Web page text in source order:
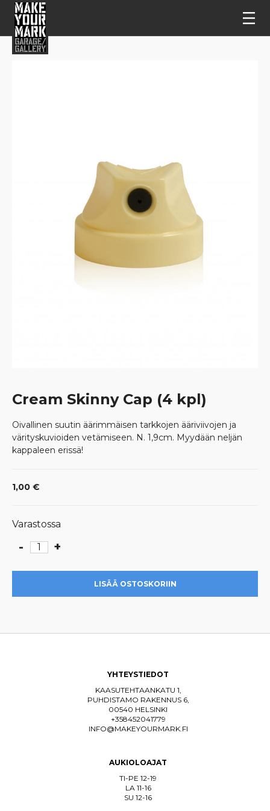
Cream Skinny Cap (4 kpl)
Oivallinen suutin äärimmäisen tarkkojen ääriviivojen ja
värityskuvioiden vetämiseen. N. 1,9cm. Myydään neljän
kappaleen erissä!
1,00 €
Varastossa
-
Cream
Cap
kpl)
+
LISÄÄ OSTOSKORIIN
YHTEYSTIEDOT
KAASUTEHTAANKATU 1,
PUHDISTAMO RAKENNUS 6,
00540 HELSINKI
+358452041779
INFO@MAKEYOURMARK.FI
AUKIOLOAJAT
TI-PE 12-19
LA 11-16
SU 12-16